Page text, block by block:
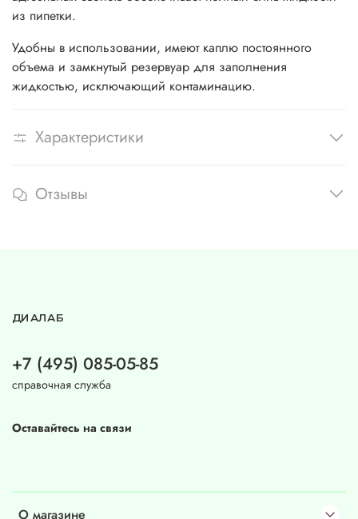
из пипетки.
Удобны в использовании, имеют каплю постоянного
объема и замкнутый резервуар для заполнения
жидкостью, исключающий контаминацию.
Характеристики
Отзывы
О магазине
ДИАЛАБ
+7 (495) 085-05-85
справочная служба
Оставайтесь на связи